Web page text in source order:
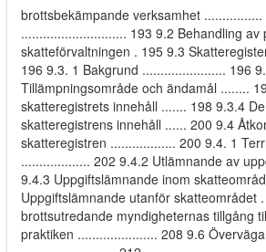
brottsbekämpande verksamhet
............................. 193 9.2 Behandling av
skatteförvaltningen . 195 9.3
196 9.3. 1 Bakgrund ....................... 196
Tillämpningsområde och ändamål ........
skatteregistrets innehåll ....... 198 9.3.4
skatteregistrens innehåll ...... 200 9.4
skatteregistren .................. 200 9.4. 1
................... 202 9.4.2 Utlämnande av
9.4.3 Uppgiftslämnande inom
Uppgiftslämnande utanför skatteområdet
brottsutredande myndigheternas tillgång
praktiken ...................... 208 9.6